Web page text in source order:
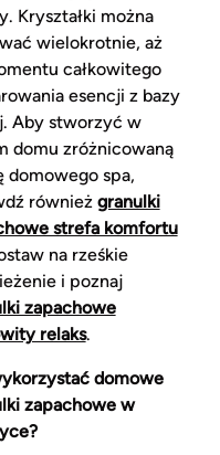
Kryształki można
wielokrotnie, aż
całkowitego
esencji z bazy
Aby stworzyć w
domu zróżnicowaną
domowego spa,
również granulki
strefa komfortu
na rześkie
i poznaj
zapachowe
relaks.
domowe
zapachowe w